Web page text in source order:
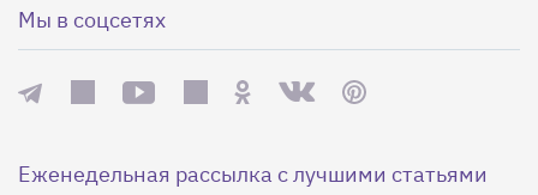
Мы в соцсетях
Еженедельная рассылка с лучшими статьями